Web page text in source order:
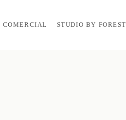
COMERCIAL STUDIO BY FOREST